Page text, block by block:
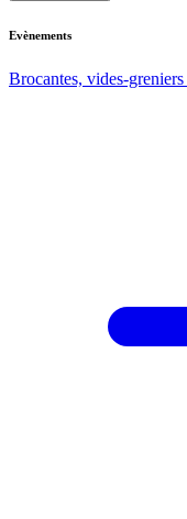
Evènements
Brocantes, vides-greniers